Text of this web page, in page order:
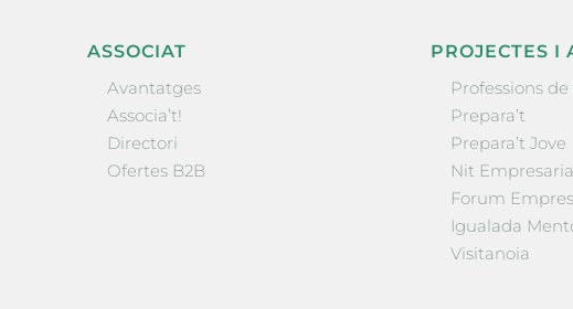
ASSOCIAT
Avantatges
Associa’t!
Directori
Ofertes B2B
PROJECTES I
Professions
Prepara’t
Prepara’t Jove
Nit
Forum
Igualada
Visitanoia